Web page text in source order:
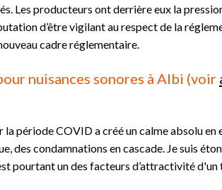
Les producteurs ont derrière eux la
d’être vigilant au respect de la
cadre réglementaire.
nuisances sonores à Albi (voir
période COVID a créé un calme absolu en
condamnations en cascade. Je suis
pourtant un des facteurs d’attractivité